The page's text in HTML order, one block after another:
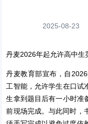
2025-08-
丹麦2026年起允许高中生
丹麦教育部宣布，自
工智能，允许学生在口试
生拿到题目后有一小时准
前现场完成。与此同时，